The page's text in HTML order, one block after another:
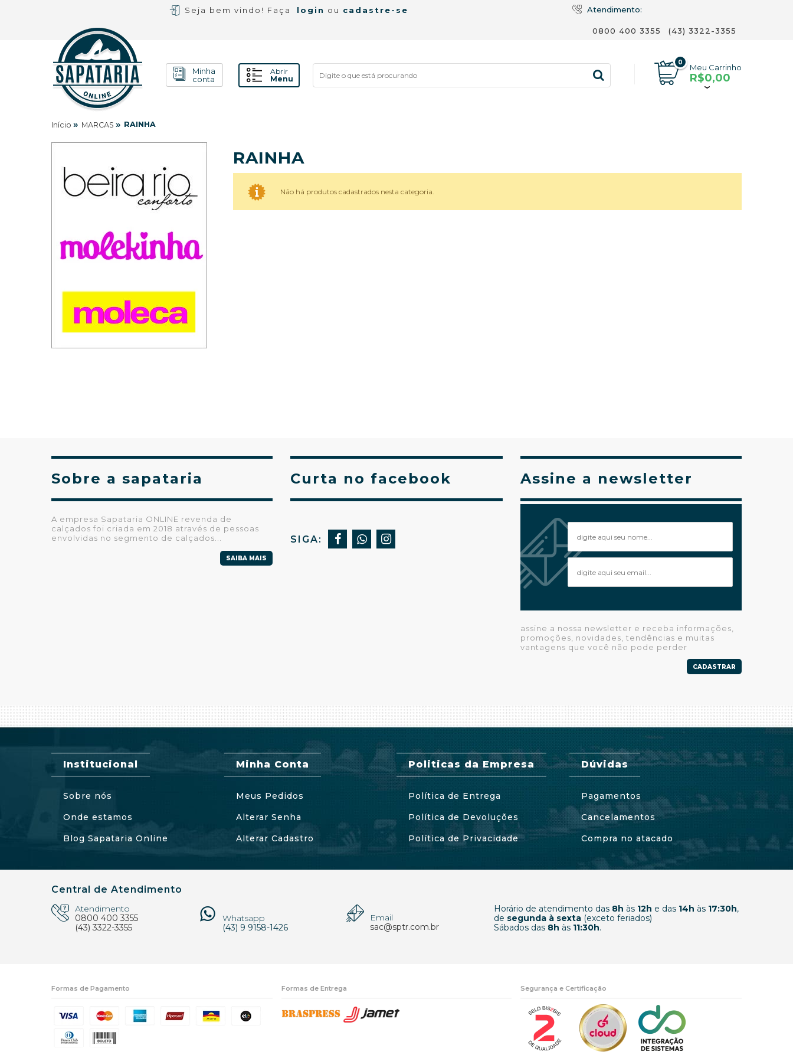
Seja bem vindo! Faça login ou cadastre-se Atendimento:
0800 400 3355 (43) 3322-3355
Minha
conta
Abrir
Menu
0
Meu Carrinho
R$0,00
Início » MARCAS » RAINHA
RAINHA
Não há produtos cadastrados nesta categoria.
Sobre a sapataria
A empresa Sapataria ONLINE revenda de
calçados foi criada em 2018 através de pessoas
envolvidas no segmento de calçados...
SAIBA MAIS
Curta no facebook
SIGA:
Assine a newsletter
assine a nossa newsletter e receba informações,
promoções, novidades, tendências e muitas
vantagens que você não pode perder
CADASTRAR
Institucional
Sobre nós
Onde estamos
Blog Sapataria Online
Minha Conta
Meus Pedidos
Alterar Senha
Alterar Cadastro
Politicas da Empresa
Política de Entrega
Política de Devoluções
Política de Privacidade
Dúvidas
Pagamentos
Cancelamentos
Compra no atacado
Central de Atendimento
Atendimento
0800 400 3355
(43) 3322-3355
Whatsapp
(43) 9 9158-1426
Email
sac@sptr.com.br
Horário de atendimento das 8h às 12h e das 14h às 17:30h,
de segunda à sexta (exceto feriados)
Sábados das 8h às 11:30h.
Formas de Pagamento Formas de Entrega Segurança e Certificação